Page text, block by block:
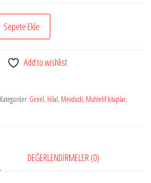
Sepete Ekle
Add to wishlist
Kategoriler: Genel, Hilal, Mevdudi, Muhtelif kitaplar,
DEĞERLENDIRMELER (0)